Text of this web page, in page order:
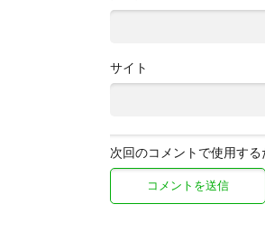
サイト
次回のコメントで使用す